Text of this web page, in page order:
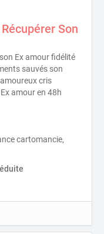
Son
Ex amour fidélité
sauvés son
cris
amour en 48h
cartomancie,